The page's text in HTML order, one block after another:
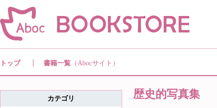
トップ 書籍一覧 （Abocサイト）
カテゴリ 歴史的写真集